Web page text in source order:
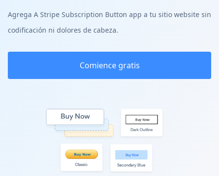
Agrega A Stripe Subscription Button app a tu sitio website sin
codificación ni dolores de cabeza.
Comience gratis